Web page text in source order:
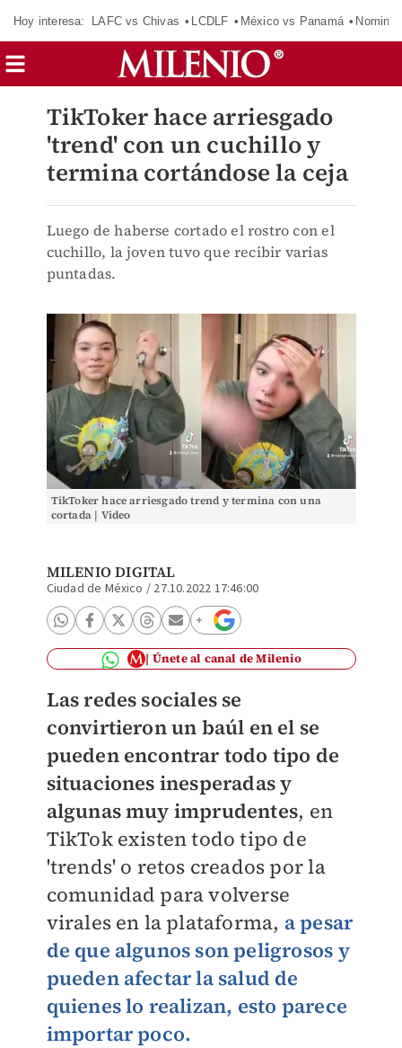
Hoy interesa: LAFC vs Chivas LCDLF México vs Panamá
TikToker hace arriesgado
'trend' con un cuchillo y
termina cortándose la ceja
Luego de haberse cortado el rostro con el
cuchillo, la joven tuvo que recibir varias
puntadas.
TikToker hace arriesgado trend y termina con una
cortada | Video
MILENIO DIGITAL
Ciudad de México / 27.10.2022 17:46:00
Únete al canal de Milenio
Las redes sociales se
convirtieron un baúl en el se
pueden encontrar todo tipo de
situaciones inesperadas y
algunas muy imprudentes, en
TikTok existen todo tipo de
'trends' o retos creados por la
comunidad para volverse
virales en la plataforma, a pesar
de que algunos son peligrosos y
pueden afectar la salud de
quienes lo realizan, esto parece
importar poco.